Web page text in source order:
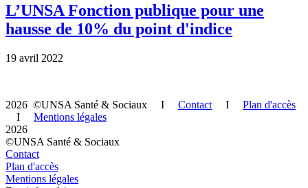
L’UNSA Fonction publique pour une
hausse de 10% du point d'indice
19 avril 2022
2026 ©UNSA Santé & Sociaux I Contact I Plan d'accès
I Mentions légales
2026
©UNSA Santé & Sociaux
Contact
Plan d'accès
Mentions légales